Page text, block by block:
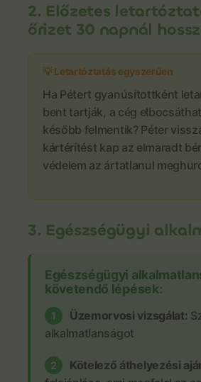
2. Előzetes
őrizet 30 napnál
💡 Letartóztatás egyszerűen
Ha Pétert gyanúsítottként
bent tartják, a cég
később felmentik? Péter
kártérítést kap az elmaradt
védelem az ártatlanul
3. Egészségügyi
Egészségügyi
követendő lépések:
1 Üzemorvosi vizsgálat:
alkalmatlanságot
2 Kötelező áthelyezési